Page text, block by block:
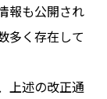
報も公開され
多く存在して
上述の改正通